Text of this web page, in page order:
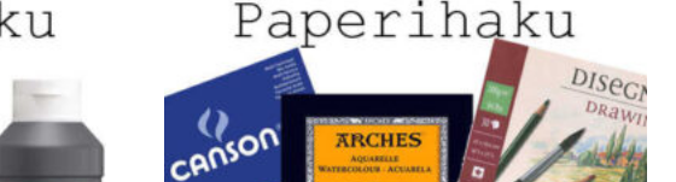
sivulla.